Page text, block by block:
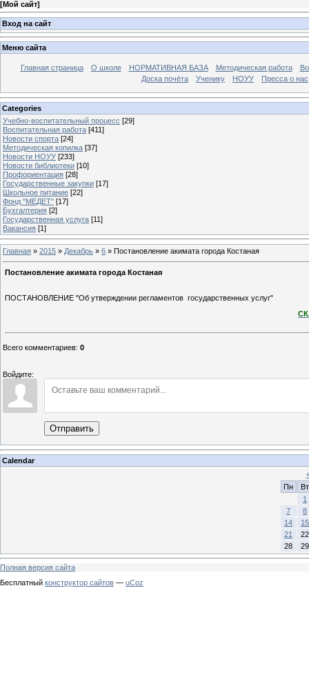
[Мой сайт]
Вход на сайт
Меню сайта
Главная страница О школе НОРМАТИВНАЯ БАЗА Методическая работа
Доска почёта
Ученику НОУУ Пресса о нас
Categories
Учебно-воспитательный процесс [29]
Воспитательная работа [411]
Новости спорта [24]
Методическая копилка [37]
Новости НОУУ [233]
Новости библиотеки [10]
Профориентация [28]
Государственные закупки [17]
Школьное питание [22]
Фонд "МЕДЕТ" [17]
Бухгалтерия [2]
Государственная услуга [11]
Вакансия [1]
Главная » 2015 » Декабрь » 6 » Постановление акимата города Костаная
Постановление акимата города Костаная
ПОСТАНОВЛЕНИЕ "Об утверждении регламентов государственных услуг"
Всего комментариев: 0
Войдите:
Отправить
Calendar
Пн
Вт
1
7
8
14
15
21
22
28
29
Полная версия сайта
Бесплатный конструктор сайтов — uCoz